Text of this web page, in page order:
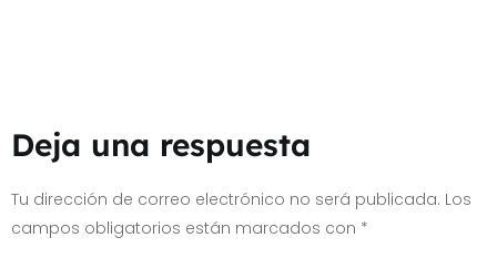
Deja una respuesta
Tu dirección de correo electrónico no será publicada. Los
campos obligatorios están marcados con *